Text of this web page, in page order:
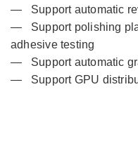
— Support automatic
— Support polishing
adhesive testing
— Support automatic
— Support GPU